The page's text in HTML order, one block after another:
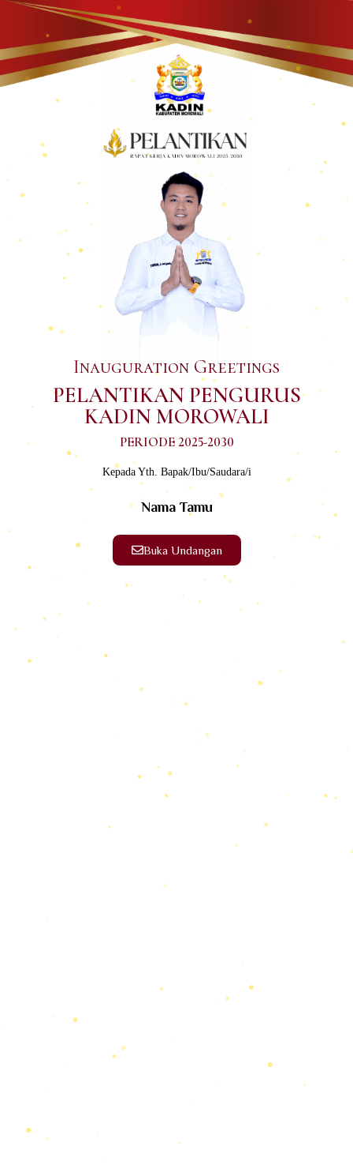
Inauguration Greetings
PELANTIKAN PENGURUS
KADIN MOROWALI
PERIODE 2025-2030
Kepada Yth. Bapak/Ibu/Saudara/i
Nama Tamu
Buka Undangan